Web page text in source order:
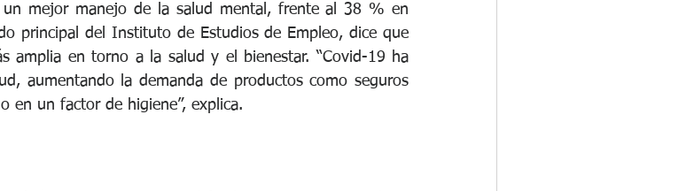
un mejor manejo de la salud mental, frente al 38 % en
principal del Instituto de Estudios de Empleo, dice que
amplia en torno a la salud y el bienestar. “Covid-19 ha
aumentando la demanda de productos como seguros
en un factor de higiene”, explica.